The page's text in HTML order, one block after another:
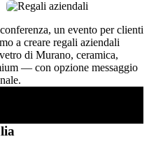
un evento per clienti
a creare regali aziendali
di Murano, ceramica,
— con opzione messaggio